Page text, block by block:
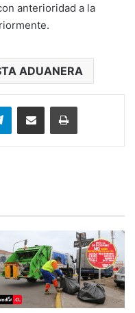
anterioridad a la
ADUANERA
TelegramEnviar vía email Imprimir